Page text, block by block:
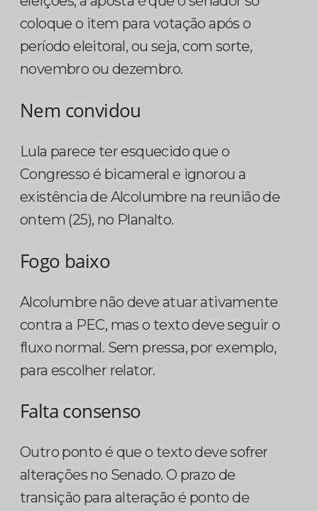
coloque o item para votação após o
período eleitoral, ou seja, com sorte,
novembro ou dezembro.
Nem convidou
Lula parece ter esquecido que o
Congresso é bicameral e ignorou a
existência de Alcolumbre na reunião de
ontem (25), no Planalto.
Fogo baixo
Alcolumbre não deve atuar ativamente
contra a PEC, mas o texto deve seguir o
fluxo normal. Sem pressa, por exemplo,
para escolher relator.
Falta consenso
Outro ponto é que o texto deve sofrer
alterações no Senado. O prazo de
transição para alteração é ponto de